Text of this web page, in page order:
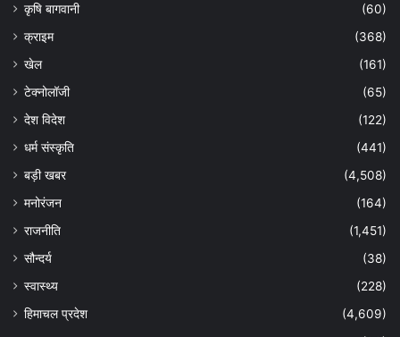
कृषि बागवानी
(60)
क्राइम
(368)
खेल
(161)
टेक्नोलॉजी
(65)
देश विदेश
(122)
धर्म संस्कृति
(441)
बड़ी खबर
(4,508)
मनोरंजन
(164)
राजनीति
(1,451)
सौन्दर्य
(38)
स्वास्थ्य
(228)
हिमाचल प्रदेश
(4,609)